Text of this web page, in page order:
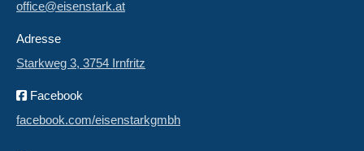
office@eisenstark.at
Adresse
Starkweg 3, 3754 Irnfritz
Facebook
facebook.com/eisenstarkgmbh